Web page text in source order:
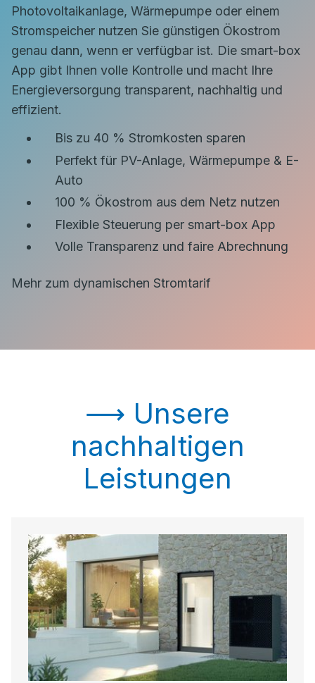
Photovoltaikanlage, Wärmepumpe oder einem
Stromspeicher nutzen Sie günstigen Ökostrom
genau dann, wenn er verfügbar ist. Die smart-box
App gibt Ihnen volle Kontrolle und macht Ihre
Energieversorgung transparent, nachhaltig und
effizient.
Bis zu 40 % Stromkosten sparen
Perfekt für PV-Anlage, Wärmepumpe & E-
Auto
100 % Ökostrom aus dem Netz nutzen
Flexible Steuerung per smart-box App
Volle Transparenz und faire Abrechnung
Mehr zum dynamischen Stromtarif
⟶ Unsere
nachhaltigen
Leistungen